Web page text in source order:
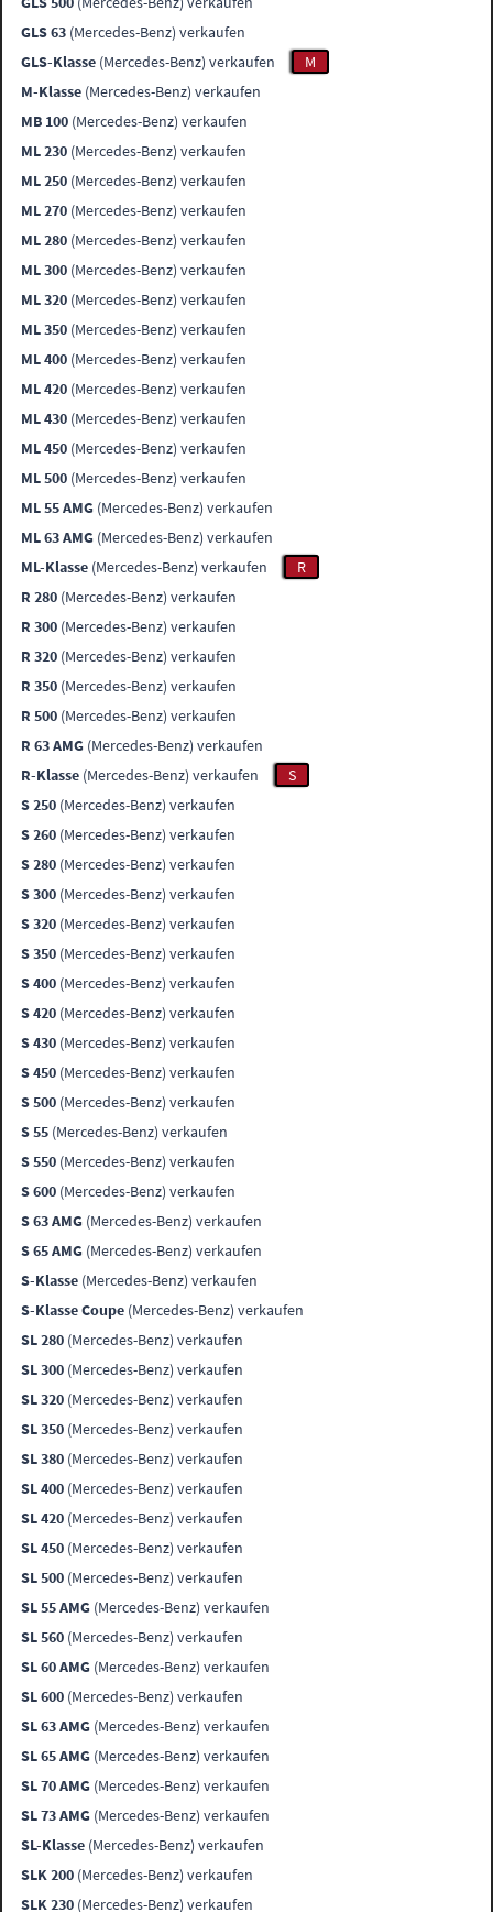
GLS 63 (Mercedes-Benz) verkaufen
GLS-Klasse (Mercedes-Benz) verkaufen
M
M-Klasse (Mercedes-Benz) verkaufen
MB 100 (Mercedes-Benz) verkaufen
ML 230 (Mercedes-Benz) verkaufen
ML 250 (Mercedes-Benz) verkaufen
ML 270 (Mercedes-Benz) verkaufen
ML 280 (Mercedes-Benz) verkaufen
ML 300 (Mercedes-Benz) verkaufen
ML 320 (Mercedes-Benz) verkaufen
ML 350 (Mercedes-Benz) verkaufen
ML 400 (Mercedes-Benz) verkaufen
ML 420 (Mercedes-Benz) verkaufen
ML 430 (Mercedes-Benz) verkaufen
ML 450 (Mercedes-Benz) verkaufen
ML 500 (Mercedes-Benz) verkaufen
ML 55 AMG (Mercedes-Benz) verkaufen
ML 63 AMG (Mercedes-Benz) verkaufen
ML-Klasse (Mercedes-Benz) verkaufen
R
R 280 (Mercedes-Benz) verkaufen
R 300 (Mercedes-Benz) verkaufen
R 320 (Mercedes-Benz) verkaufen
R 350 (Mercedes-Benz) verkaufen
R 500 (Mercedes-Benz) verkaufen
R 63 AMG (Mercedes-Benz) verkaufen
R-Klasse (Mercedes-Benz) verkaufen
S
S 250 (Mercedes-Benz) verkaufen
S 260 (Mercedes-Benz) verkaufen
S 280 (Mercedes-Benz) verkaufen
S 300 (Mercedes-Benz) verkaufen
S 320 (Mercedes-Benz) verkaufen
S 350 (Mercedes-Benz) verkaufen
S 400 (Mercedes-Benz) verkaufen
S 420 (Mercedes-Benz) verkaufen
S 430 (Mercedes-Benz) verkaufen
S 450 (Mercedes-Benz) verkaufen
S 500 (Mercedes-Benz) verkaufen
S 55 (Mercedes-Benz) verkaufen
S 550 (Mercedes-Benz) verkaufen
S 600 (Mercedes-Benz) verkaufen
S 63 AMG (Mercedes-Benz) verkaufen
S 65 AMG (Mercedes-Benz) verkaufen
S-Klasse (Mercedes-Benz) verkaufen
S-Klasse Coupe (Mercedes-Benz) verkaufen
SL 280 (Mercedes-Benz) verkaufen
SL 300 (Mercedes-Benz) verkaufen
SL 320 (Mercedes-Benz) verkaufen
SL 350 (Mercedes-Benz) verkaufen
SL 380 (Mercedes-Benz) verkaufen
SL 400 (Mercedes-Benz) verkaufen
SL 420 (Mercedes-Benz) verkaufen
SL 450 (Mercedes-Benz) verkaufen
SL 500 (Mercedes-Benz) verkaufen
SL 55 AMG (Mercedes-Benz) verkaufen
SL 560 (Mercedes-Benz) verkaufen
SL 60 AMG (Mercedes-Benz) verkaufen
SL 600 (Mercedes-Benz) verkaufen
SL 63 AMG (Mercedes-Benz) verkaufen
SL 65 AMG (Mercedes-Benz) verkaufen
SL 70 AMG (Mercedes-Benz) verkaufen
SL 73 AMG (Mercedes-Benz) verkaufen
SL-Klasse (Mercedes-Benz) verkaufen
SLK 200 (Mercedes-Benz) verkaufen
SLK 230 (Mercedes-Benz) verkaufen